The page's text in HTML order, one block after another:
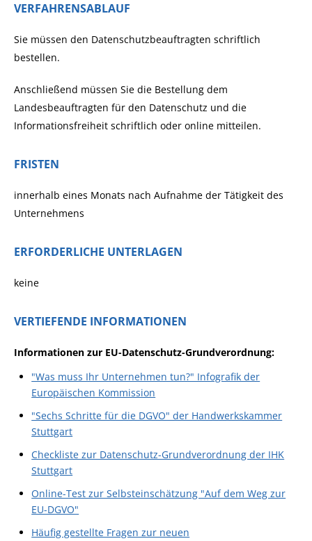
VERFAHRENSABLAUF
Sie müssen den Datenschutzbeauftragten schriftlich
bestellen.
Anschließend müssen Sie die Bestellung dem
Landesbeauftragten für den Datenschutz und die
Informationsfreiheit schriftlich oder online mitteilen.
FRISTEN
innerhalb eines Monats nach Aufnahme der Tätigkeit des
Unternehmens
ERFORDERLICHE UNTERLAGEN
keine
VERTIEFENDE INFORMATIONEN
Informationen zur EU-Datenschutz-Grundverordnung:
"Was muss Ihr Unternehmen tun?" Infografik der
Europäischen Kommission
"Sechs Schritte für die DGVO" der Handwerkskammer
Stuttgart
Checkliste zur Datenschutz-Grundverordnung der IHK
Stuttgart
Online-Test zur Selbsteinschätzung "Auf dem Weg zur
EU-DGVO"
Häufig gestellte Fragen zur neuen